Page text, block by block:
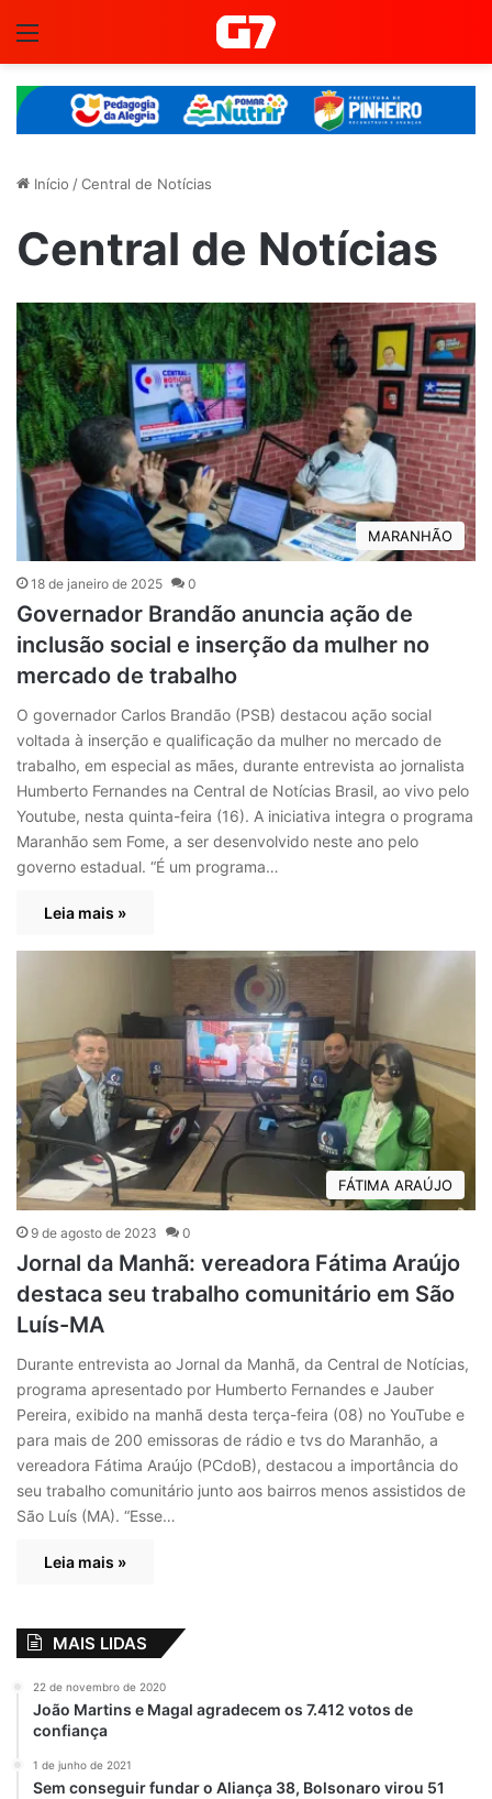
Início /Central de Notícias
Central de Notícias
MARANHÃO
18 de janeiro de 2025 0
Governador Brandão anuncia ação de
inclusão social e inserção da mulher no
mercado de trabalho
O governador Carlos Brandão (PSB) destacou ação social
voltada à inserção e qualificação da mulher no mercado de
trabalho, em especial as mães, durante entrevista ao jornalista
Humberto Fernandes na Central de Notícias Brasil, ao vivo pelo
Youtube, nesta quinta-feira (16). A iniciativa integra o programa
Maranhão sem Fome, a ser desenvolvido neste ano pelo
governo estadual. “É um programa…
Leia mais »
FÁTIMA ARAÚJO
9 de agosto de 2023 0
Jornal da Manhã: vereadora Fátima Araújo
destaca seu trabalho comunitário em São
Luís-MA
Durante entrevista ao Jornal da Manhã, da Central de Notícias,
programa apresentado por Humberto Fernandes e Jauber
Pereira, exibido na manhã desta terça-feira (08) no YouTube e
para mais de 200 emissoras de rádio e tvs do Maranhão, a
vereadora Fátima Araújo (PCdoB), destacou a importância do
seu trabalho comunitário junto aos bairros menos assistidos de
São Luís (MA). “Esse…
Leia mais »
MAIS LIDAS
22 de novembro de 2020
João Martins e Magal agradecem os 7.412 votos de
confiança
1 de junho de 2021
Sem conseguir fundar o Aliança 38, Bolsonaro virou 51